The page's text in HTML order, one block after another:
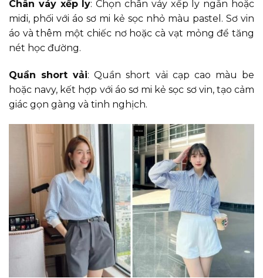
Chân váy xếp ly: Chọn chân váy xếp ly ngắn hoặc
midi, phối với áo sơ mi kẻ sọc nhỏ màu pastel. Sơ vin
áo và thêm một chiếc nơ hoặc cà vạt mỏng để tăng
nét học đường.
Quần short vải: Quần short vải cạp cao màu be
hoặc navy, kết hợp với áo sơ mi kẻ sọc sơ vin, tạo cảm
giác gọn gàng và tinh nghịch.